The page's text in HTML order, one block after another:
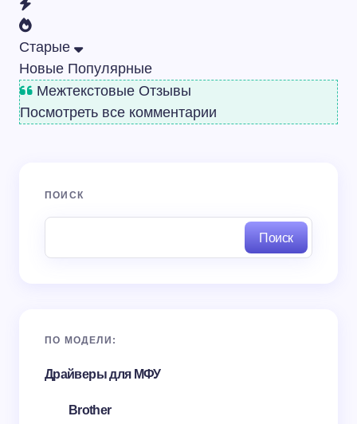
Старые
НовыеПопулярные
Межтекстовые Отзывы
Посмотреть все комментарии
ПОИСК
Поиск
ПО МОДЕЛИ:
Драйверы для МФУ
Brother